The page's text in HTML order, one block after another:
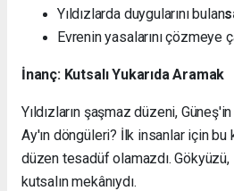
Yıldızlarda duygularını bulan
Evrenin yasalarını çözmeye
İnanç: Kutsalı Yukarıda Aramak
Yıldızların şaşmaz düzeni,
Ay'ın döngüleri? İlk insanlar için
düzen tesadüf olamazdı.
kutsalın mekânıydı.